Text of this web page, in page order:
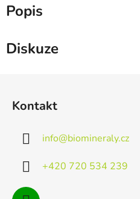
Popis
Diskuze
Kontakt
info@biomineraly.cz
+420 720 534 239